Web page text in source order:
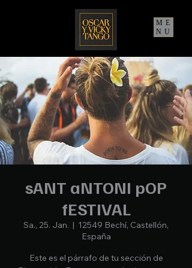
ME
NU
sANT aNTONI pOP
fESTIVAL
Sa., 25. Jan.
  |
12549 Bechí, Castellón,
España
Este es el párrafo de tu sección de